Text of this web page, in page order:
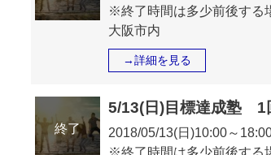
※終了時間は多少前後する
大阪市内
→詳細を見る
終了
5/13(日)目標達成塾 1
2018/05/13(日)10:00～
※終了時間は多少前後する